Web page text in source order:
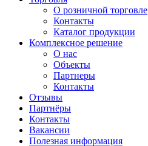
О розничной торговле
Контакты
Каталог продукции
Комплексное решение
О нас
Объекты
Партнеры
Контакты
Отзывы
Партнёры
Контакты
Вакансии
Полезная информация